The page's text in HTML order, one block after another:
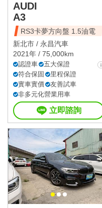
AUDI
A3
RS3卡夢方向盤 1.5油電
新北市 / 永昌汽車
2021年 / 75,000km
認證車
五大保證
符合保固
里程保證
實車實價
友善試車
非多元化營業用車
立即諮詢